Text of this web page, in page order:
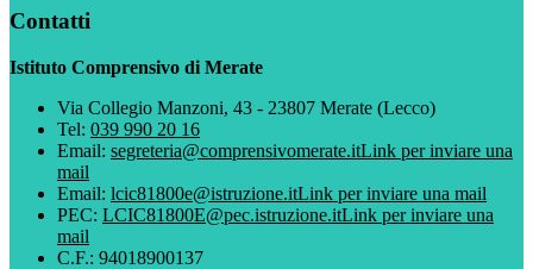
Contatti
Istituto Comprensivo di Merate
Via Collegio Manzoni, 43 - 23807 Merate (Lecco)
Tel: 039 990 20 16
Email: segreteria@comprensivomerate.itLink per inviare una
mail
Email: lcic81800e@istruzione.itLink per inviare una mail
PEC: LCIC81800E@pec.istruzione.itLink per inviare una
mail
C.F.: 94018900137